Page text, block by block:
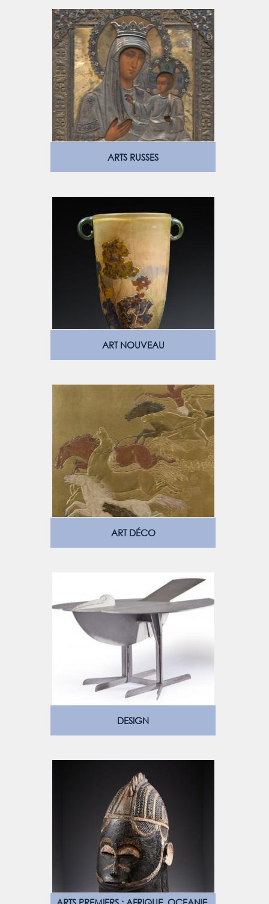
ARTS RUSSES
ART NOUVEAU
ART DÉCO
DESIGN